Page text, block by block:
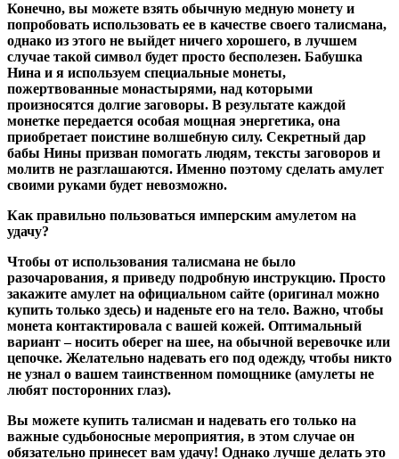
Конечно, вы можете взять обычную медную монету и
попробовать использовать ее в качестве своего талисмана,
однако из этого не выйдет ничего хорошего, в лучшем
случае такой символ будет просто бесполезен. Бабушка
Нина и я используем специальные монеты,
пожертвованные монастырями, над которыми
произносятся долгие заговоры. В результате каждой
монетке передается особая мощная энергетика, она
приобретает поистине волшебную силу. Секретный дар
бабы Нины призван помогать людям, тексты заговоров и
молитв не разглашаются. Именно поэтому сделать амулет
своими руками будет невозможно.
Как правильно пользоваться имперским амулетом на
удачу?
Чтобы от использования талисмана не было
разочарования, я приведу подробную инструкцию. Просто
закажите амулет на официальном сайте (оригинал можно
купить только здесь) и наденьте его на тело. Важно, чтобы
монета контактировала с вашей кожей. Оптимальный
вариант – носить оберег на шее, на обычной веревочке или
цепочке. Желательно надевать его под одежду, чтобы никто
не узнал о вашем таинственном помощнике (амулеты не
любят посторонних глаз).
Вы можете купить талисман и надевать его только на
важные судьбоносные мероприятия, в этом случае он
обязательно принесет вам удачу! Однако лучше делать это